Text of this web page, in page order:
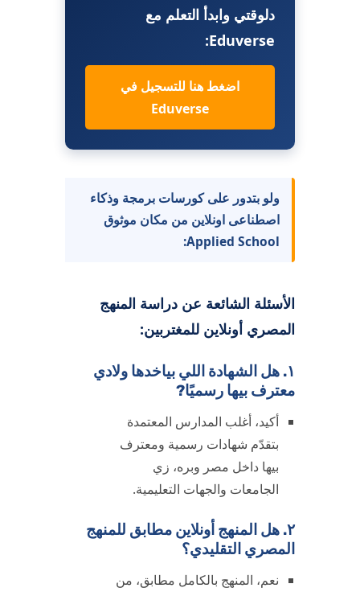
دلوقتي وابدأ التعلم مع
Eduverse:
اضغط هنا للتسجيل في
Eduverse
ولو بتدور على كورسات برمجة وذكاء
اصطناعى اونلاين من مكان موثوق
Applied School:
الأسئلة الشائعة عن دراسة المنهج
المصري أونلاين للمغتربين:
١. هل الشهادة اللي بياخدها ولادي
معترف بيها رسميًا?
أكيد، أغلب المدارس المعتمدة
بتقدّم شهادات رسمية ومعترف
بيها داخل مصر وبره، زي
الجامعات والجهات التعليمية.
٢. هل المنهج أونلاين مطابق للمنهج
المصري التقليدي؟
نعم، المنهج بالكامل مطابق، من